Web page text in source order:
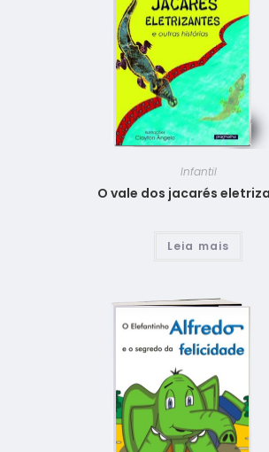
Infantil
O vale dos jacarés
Leia mais